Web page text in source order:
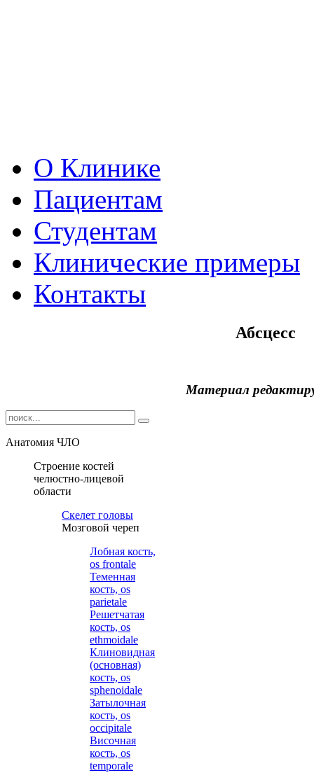
О Клинике
Пациентам
Студентам
Клинические примеры
Контакты
Абсцесс
Материал
Анатомия ЧЛО
Строение костей
челюстно-лицевой
области
Cкелет головы
Мозговой череп
Лобная кость,
os frontale
Теменная
кость, os
parietale
Решетчатая
кость, os
ethmoidale
Клиновидная
(основная)
кость, os
sphenoidale
Затылочная
кость, os
occipitale
Височная
кость, os
temporale